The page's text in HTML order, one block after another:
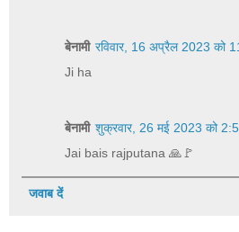
बेनामी रविवार, 16 अप्रैल 2023 को
Ji ha
बेनामी शुक्रवार, 26 मई 2023 को
Jai bais rajputana 🙏🚩
जवाब दें